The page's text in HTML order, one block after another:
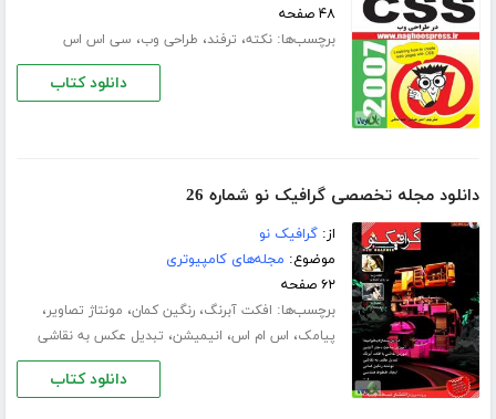
۴۸ صفحه
برچسب‌ها:نکته، ترفند، طراحی وب، سی اس اس
دانلود کتاب
دانلود مجله تخصصی گرافیک نو شماره 26
از:گرافیک نو
موضوع: مجله‌های کامپیوتری
۶۲ صفحه
برچسب‌ها: افکت آبرنگ،رنگین کمان، مونتاژ تصاویر،
پیامک، اس ام اس، انیمیشن، تبدیل عکس به نقاشی
دانلود کتاب